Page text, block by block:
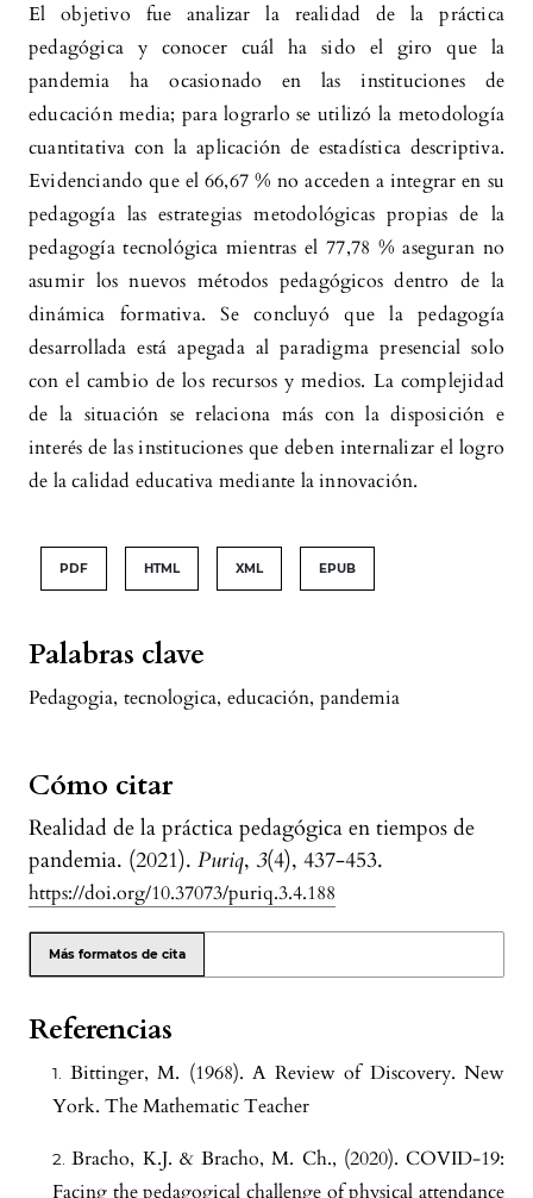
Palabras clave
Pedagogia, tecnologica, educación, pandemia
Cómo citar
Realidad de la práctica pedagógica en tiempos de
pandemia. (2021). Puriq, 3(4), 437-453.
https://doi.org/10.37073/puriq.3.4.188
Más formatos de cita
El objetivo fue analizar la realidad de la práctica
pedagógica y conocer cuál ha sido el giro que la
pandemia ha ocasionado en las instituciones de
educación media; para lograrlo se utilizó la metodología
cuantitativa con la aplicación de estadística descriptiva.
Evidenciando que el 66,67 % no acceden a integrar en su
pedagogía las estrategias metodológicas propias de la
pedagogía tecnológica mientras el 77,78 % aseguran no
asumir los nuevos métodos pedagógicos dentro de la
dinámica formativa. Se concluyó que la pedagogía
desarrollada está apegada al paradigma presencial solo
con el cambio de los recursos y medios. La complejidad
de la situación se relaciona más con la disposición e
interés de las instituciones que deben internalizar el logro
de la calidad educativa mediante la innovación.
PDF HTML XML EPUB
Referencias
Bittinger, M. (1968). A Review of Discovery. New
York. The Mathematic Teacher
Bracho, K.J. & Bracho, M. Ch., (2020). COVID-19:
Facing the pedagogical challenge of physical attendance